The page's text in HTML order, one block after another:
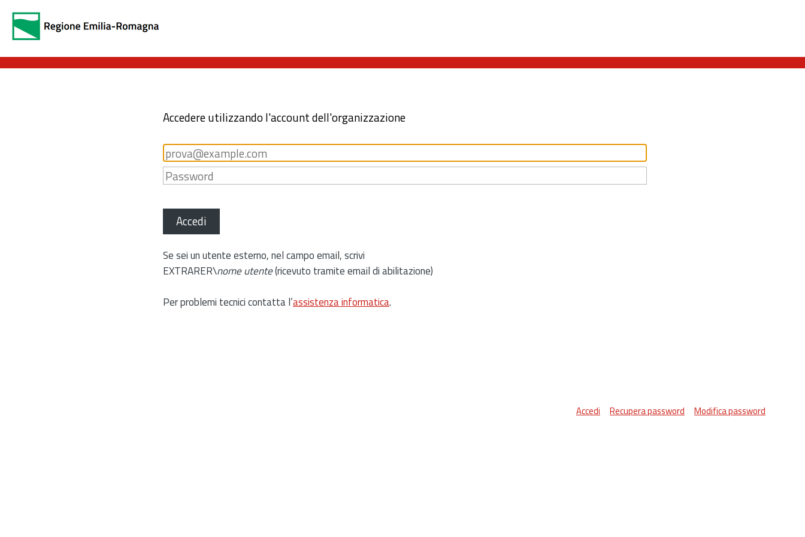
Accedere utilizzando l'account dell'organizzazione
Accedi
Se sei un utente esterno, nel campo email, scrivi
EXTRARER\nome utente(ricevuto tramite email di abilitazione)
Per problemi tecnici contatta l’assistenza informatica.
Accedi Recupera password Modifica password